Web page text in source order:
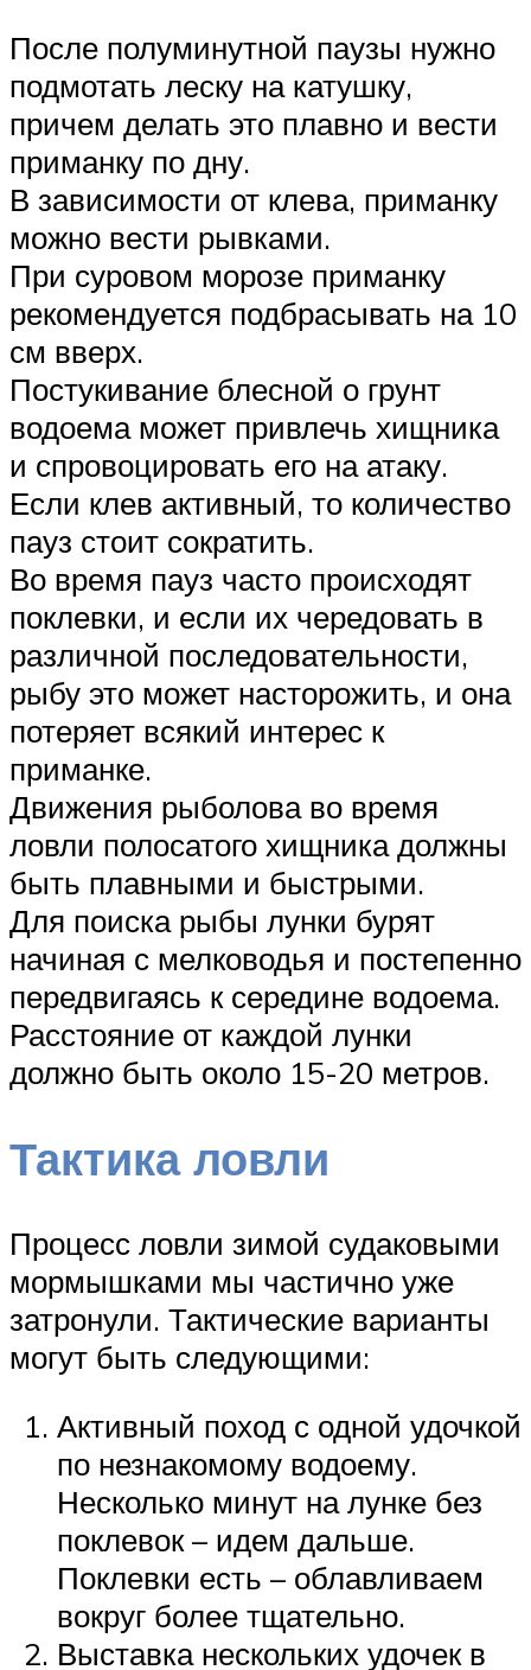
После полуминутной паузы нужно
подмотать леску на катушку,
причем делать это плавно и вести
приманку по дну.
В зависимости от клева, приманку
можно вести рывками.
При суровом морозе приманку
рекомендуется подбрасывать на 10
см вверх.
Постукивание блесной о грунт
водоема может привлечь хищника
и спровоцировать его на атаку.
Если клев активный, то количество
пауз стоит сократить.
Во время пауз часто происходят
поклевки, и если их чередовать в
различной последовательности,
рыбу это может насторожить, и она
потеряет всякий интерес к
приманке.
Движения рыболова во время
ловли полосатого хищника должны
быть плавными и быстрыми.
Для поиска рыбы лунки бурят
начиная с мелководья и постепенно
передвигаясь к середине водоема.
Расстояние от каждой лунки
должно быть около 15-20 метров.
Тактика ловли
Процесс ловли зимой судаковыми
мормышками мы частично уже
затронули. Тактические варианты
могут быть следующими:
Активный поход с одной удочкой
по незнакомому водоему.
Несколько минут на лунке без
поклевок – идем дальше.
Поклевки есть – облавливаем
вокруг более тщательно.
Выставка нескольких удочек в